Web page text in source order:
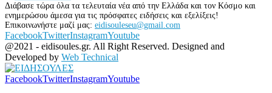
Διάβασε τώρα όλα τα τελευταία νέα από την Ελλάδα και τον Κόσμο και
ενημερώσου άμεσα για τις πρόσφατες ειδήσεις και εξελίξεις!
Επικοινωνήστε μαζί μας: eidisouleseu@gmail.com
FacebookTwitterInstagramYoutube
@2021 - eidisoules.gr. All Right Reserved. Designed and
Developed by Web Technical
FacebookTwitterInstagramYoutube